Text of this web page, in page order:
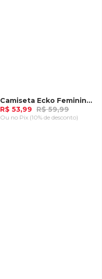
-10%Camiseta Ecko Feminina Charlie Rosa Romã
R$ 53,99 R$ 59,99
Ou no Pix (10% de desconto)